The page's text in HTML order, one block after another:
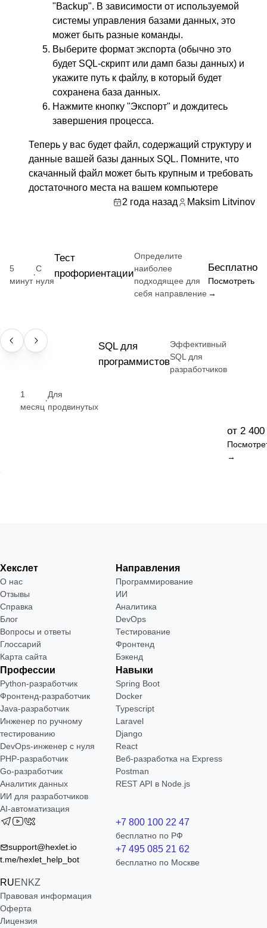
"Backup". В зависимости от используемой
системы управления базами данных, это
может быть разные команды.
Выберите формат экспорта (обычно это
будет SQL-скрипт или дамп базы данных) и
укажите путь к файлу, в который будет
сохранена база данных.
Нажмите кнопку "Экспорт" и дождитесь
завершения процесса.
Теперь у вас будет файл, содержащий структуру и
данные вашей базы данных SQL. Помните, что
скачанный файл может быть крупным и требовать
достаточного места на вашем компьютере
2 года назад
Maksim Litvinov
5
минут
·
С
нуля
Тест
профориентации
Определите
наиболее
подходящее для
себя направление
Бесплатно
Посмотреть
→
НАВЫК
1
месяц
·
Для
продвинутых
SQL для
программистов
Эффективный
SQL для
разработчиков
от 2
→
Хекслет
О нас
Отзывы
Справка
Блог
Вопросы и ответы
Глоссарий
Карта сайта
Направления
Программирование
ИИ
Аналитика
DevOps
Тестирование
Фронтенд
Бэкенд
Профессии
Python-разработчик
Фронтенд-разработчик
Java-разработчик
Инженер по ручному
тестированию
DevOps-инженер с нуля
РНР-разработчик
Go-разработчик
Аналитик данных
ИИ для разработчиков
AI-автоматизация
Навыки
Spring Boot
Docker
Typescript
Laravel
Django
React
Веб-разработка на Express
Postman
REST API в Node.js
support@hexlet.io
t.me/hexlet_help_bot
RUEN KZ
+7 800 100 22 47
бесплатно по РФ
+7 495 085 21 62
бесплатно по Москве
Правовая информация
Оферта
Лицензия